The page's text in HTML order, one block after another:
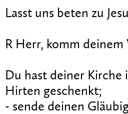
Lasst uns beten zu
R Herr, komm
Du hast deiner Kirche
Hirten geschenkt;
- sende deinen